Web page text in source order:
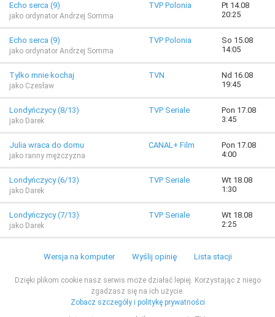
Echo serca (9)
jako ordynator Andrzej Somma
TVP Polonia
Pt 14.08
20:25
Echo serca (9)
jako ordynator Andrzej Somma
TVP Polonia
So 15.08
14:05
Tylko mnie kochaj
jako Czesław
TVN
Nd 16.08
19:45
Londyńczycy (8/13)
jako Darek
TVP Seriale
Pon 17.08
3:45
Julia wraca do domu
jako ranny mężczyzna
CANAL+ Film
Pon 17.08
4:00
Londyńczycy (6/13)
jako Darek
TVP Seriale
Wt 18.08
1:30
Londyńczycy (7/13)
jako Darek
TVP Seriale
Wt 18.08
2:25
Wersja na komputer Wyślij opinię Lista stacji
Dzięki plikom cookie nasz serwis może działać lepiej. Korzystając z niego
zgadzasz się na ich użycie.
Zobacz szczegóły i politykę prywatności